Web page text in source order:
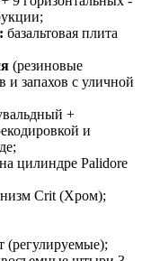
базальтовая плита
(резиновые
и запахов с уличной
+
и
цилиндре Palidore
Crit (Хром);
(регулируемые);